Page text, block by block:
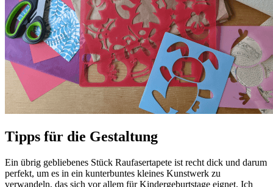
Tipps für die Gestaltung
Ein übrig gebliebenes Stück Raufasertapete ist recht dick und darum
perfekt, um es in ein kunterbuntes kleines Kunstwerk zu
verwandeln, das sich vor allem für Kindergeburtstage eignet. Ich